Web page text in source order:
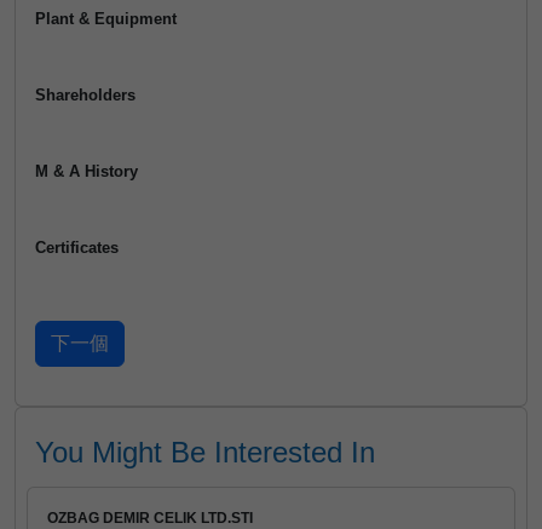
Plant & Equipment
Shareholders
M & A History
Certificates
You Might Be Interested In
OZBAG DEMIR CELIK LTD.STI